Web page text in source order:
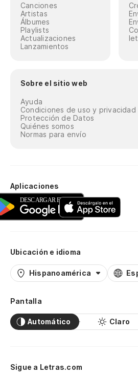
Canciones
Artistas
Álbumes
Playlists
Actualizaciones
Lanzamientos
Sobre el sitio web
Ayuda
Condiciones de uso y privacidad
Protección de Datos
Quiénes somos
Normas para envío
Aplicaciones
Ubicación e idioma
Hispanoamérica
Pantalla
Automático Claro
Sigue a Letras.com